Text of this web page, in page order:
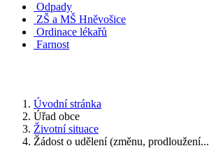
Odpady
ZŠ a MŠ Hněvošice
Ordinace lékařů
Farnost
Úvodní stránka
Úřad obce
Životní situace
Žádost o udělení (změnu, prodloužení...